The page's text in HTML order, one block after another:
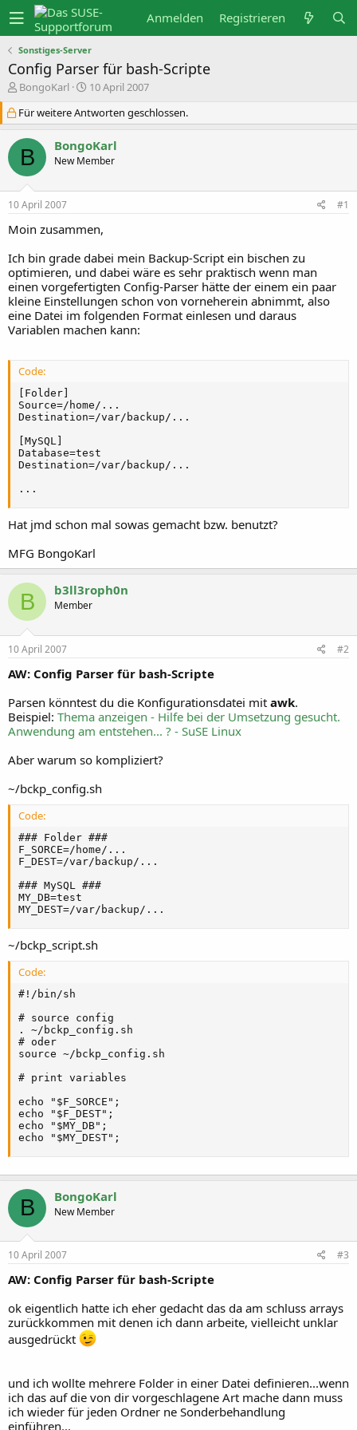
Anmelden Registrieren
Sonstiges-Server
Config Parser für bash-Scripte
E
s
t
e
BongoKarl
E
s
t
l
l
m
10 April 2007
Für weitere Antworten geschlossen.
B BongoKarl
New Member
10 April 2007 #1
Moin zusammen,
Ich bin grade dabei mein Backup-Script ein bischen zu
optimieren, und dabei wäre es sehr praktisch wenn man
einen vorgefertigten Config-Parser hätte der einem ein paar
kleine Einstellungen schon von vorneherein abnimmt, also
eine Datei im folgenden Format einlesen und daraus
Variablen machen kann:
Code:
[Folder]
Source=/home/...
Destination=/var/backup/...
[MySQL]
Database=test
Destination=/var/backup/...
...
Hat jmd schon mal sowas gemacht bzw. benutzt?
MFG BongoKarl
B b3ll3roph0n
Member
10 April 2007 #2
AW: Config Parser für bash-Scripte
Parsen könntest du die Konfigurationsdatei mit awk.
Beispiel: Thema anzeigen - Hilfe bei der Umsetzung gesucht.
Anwendung am entstehen... ? - SuSE Linux
Aber warum so kompliziert?
~/bckp_config.sh
Code:
### Folder ###
F_SORCE=/home/...
F_DEST=/var/backup/...
### MySQL ###
MY_DB=test
MY_DEST=/var/backup/...
~/bckp_script.sh
Code:
#!/bin/sh
# source config
. ~/bckp_config.sh
# oder
source ~/bckp_config.sh
# print variables
echo "$F_SORCE";
echo "$F_DEST";
echo "$MY_DB";
echo "$MY_DEST";
B BongoKarl
New Member
10 April 2007 #3
AW: Config Parser für bash-Scripte
ok eigentlich hatte ich eher gedacht das da am schluss arrays
zurückkommen mit denen ich dann arbeite, vielleicht unklar
ausgedrückt
und ich wollte mehrere Folder in einer Datei definieren...wenn
ich das auf die von dir vorgeschlagene Art mache dann muss
ich wieder für jeden Ordner ne Sonderbehandlung
einführen...